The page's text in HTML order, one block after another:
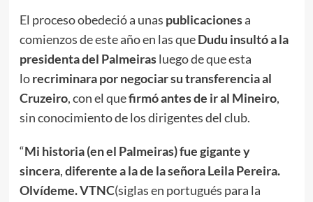
El proceso obedeció a unas publicacionesa
comienzos de este año en las queDudu insultó a la
presidenta del Palmeirasluego de que esta
lorecriminara por negociar su transferencia al
Cruzeiro, con el quefirmó antes de ir al Mineiro,
sin conocimiento de los dirigentes del club.
“Mi historia (en el Palmeiras) fue gigante y
sincera,diferente a la de la señora Leila Pereira.
Olvídeme. VTNC(siglas en portugués para la